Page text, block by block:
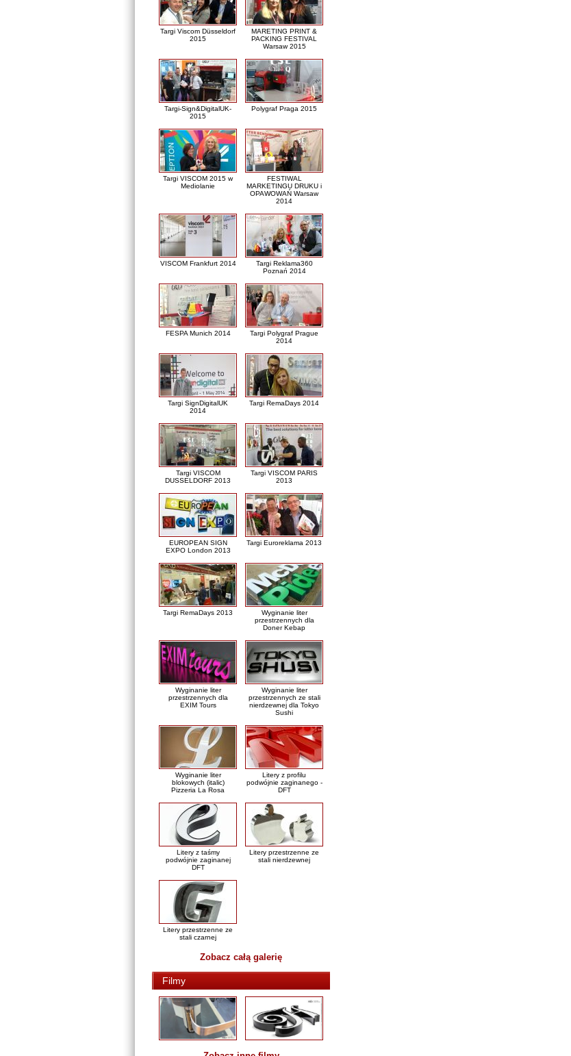
Targi Viscom Düsseldorf
2015
MARETING PRINT &
PACKING FESTIVAL
Warsaw 2015
Targi-Sign&DigitalUK-
2015
Polygraf Praga 2015
Targi VISCOM 2015 w
Mediolanie
FESTIWAL
MARKETINGU DRUKU i
OPAWOWAŃ Warsaw
2014
VISCOM Frankfurt 2014
Targi Reklama360
Poznań 2014
FESPA Munich 2014
Targi Polygraf Prague
2014
Targi SignDigitalUK
2014
Targi RemaDays 2014
Targi VISCOM
DUSSELDORF 2013
Targi VISCOM PARIS
2013
EUROPEAN SIGN
EXPO London 2013
Targi Euroreklama 2013
Targi RemaDays 2013
Wyginanie liter
przestrzennych dla
Doner Kebap
Wyginanie liter
przestrzennych dla
EXIM Tours
Wyginanie liter
przestrzennych ze stali
nierdzewnej dla Tokyo
Sushi
Wyginanie liter
blokowych (italic)
Pizzeria La Rosa
Litery z profilu
podwójnie zaginanego -
DFT
Litery z taśmy
podwójnie zaginanej
DFT
Litery przestrzenne ze
stali nierdzewnej
Litery przestrzenne ze
stali czarnej
Zobacz całą galerię
Filmy